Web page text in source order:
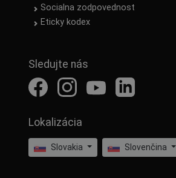
Socialna zodpovednost
Eticky kodex
Sledujte nás
Lokalizácia
Slovakia Slovenčina